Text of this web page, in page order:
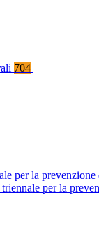
704
per la
per la